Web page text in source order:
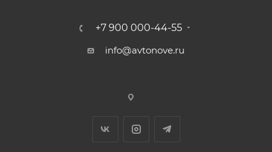
+7 900 000-44-55
info@avtonove.ru